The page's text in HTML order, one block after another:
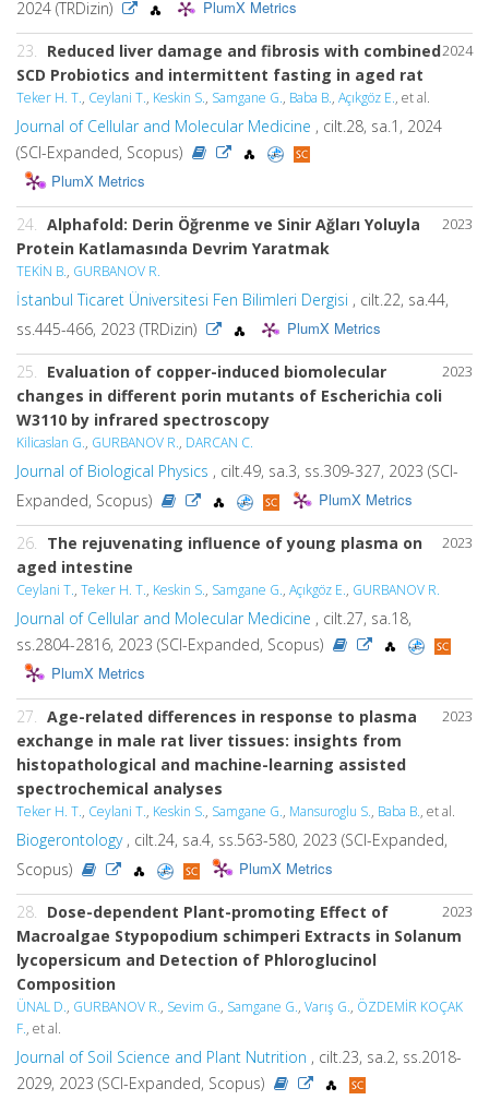
2024 (TRDizin)
PlumX Metrics
2024
23. Reduced liver damage and fibrosis with combined
SCD Probiotics and intermittent fasting in aged rat
Teker H. T., Ceylani T., Keskin S., Samgane G., Baba B., Açıkgöz E., et al.
Journal of Cellular and Molecular Medicine , cilt.28, sa.1, 2024
(SCI-Expanded, Scopus)
PlumX Metrics
2023
24. Alphafold: Derin Öğrenme ve Sinir Ağları Yoluyla
Protein Katlamasında Devrim Yaratmak
TEKİN B., GURBANOV R.
İstanbul Ticaret Üniversitesi Fen Bilimleri Dergisi , cilt.22, sa.44,
ss.445-466, 2023 (TRDizin)
PlumX Metrics
2023
25. Evaluation of copper-induced biomolecular
changes in different porin mutants of Escherichia coli
W3110 by infrared spectroscopy
Kilicaslan G., GURBANOV R., DARCAN C.
Journal of Biological Physics , cilt.49, sa.3, ss.309-327, 2023 (SCI-
Expanded, Scopus)
PlumX Metrics
2023
26. The rejuvenating influence of young plasma on
aged intestine
Ceylani T., Teker H. T., Keskin S., Samgane G., Açıkgöz E., GURBANOV R.
Journal of Cellular and Molecular Medicine , cilt.27, sa.18,
ss.2804-2816, 2023 (SCI-Expanded, Scopus)
PlumX Metrics
2023
27. Age-related differences in response to plasma
exchange in male rat liver tissues: insights from
histopathological and machine-learning assisted
spectrochemical analyses
Teker H. T., Ceylani T., Keskin S., Samgane G., Mansuroglu S., Baba B., et al.
Biogerontology, cilt.24, sa.4, ss.563-580, 2023 (SCI-Expanded,
Scopus)
PlumX Metrics
2023
28. Dose-dependent Plant-promoting Effect of
Macroalgae Stypopodium schimperi Extracts in Solanum
lycopersicum and Detection of Phloroglucinol
Composition
ÜNAL D., GURBANOV R., Sevim G., Samgane G., Varış G., ÖZDEMİR KOÇAK
F., et al.
Journal of Soil Science and Plant Nutrition , cilt.23, sa.2, ss.2018-
2029, 2023 (SCI-Expanded, Scopus)